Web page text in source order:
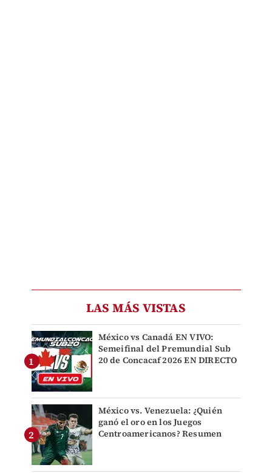
LAS MÁS VISTAS
México vs Canadá EN VIVO:
Semeifinal del Premundial Sub
20 de Concacaf 2026 EN DIRECTO
México vs. Venezuela: ¿Quién
ganó el oro en los Juegos
Centroamericanos? Resumen